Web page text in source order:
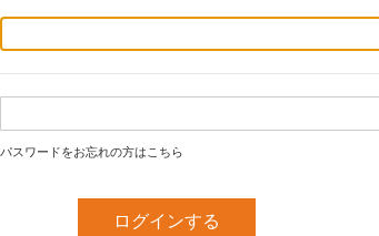
パスワードをお忘れの方はこちら